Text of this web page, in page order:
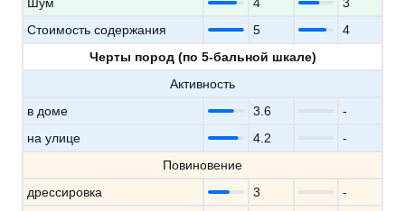
Стоимость содержания
5
4
Черты пород (по 5-бальной шкале)
Активность
в доме
3.6
-
на улице
4.2
-
Повиновение
дрессировка
3
-